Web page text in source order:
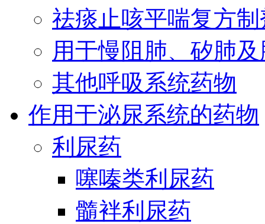
祛痰止咳平喘复方制
用于慢阻肺、矽肺
其他呼吸系统药物
作用于泌尿系统的药物
利尿药
噻嗪类利尿药
髓袢利尿药